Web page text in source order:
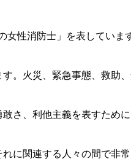
性消防士」を表してい
。火災、緊急事態、救助
さ、利他主義を表すため
に関連する人々の間で非